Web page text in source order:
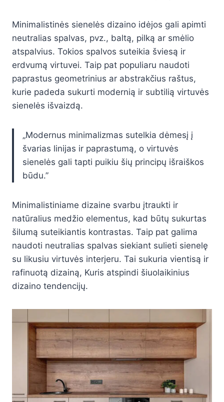
Minimalistinės sienelės dizaino idėjos gali apimti
neutralias spalvas, pvz., baltą, pilką ar smėlio
atspalvius. Tokios spalvos suteikia šviesą ir
erdvumą virtuvei. Taip pat populiaru naudoti
paprastus geometrinius ar abstrakčius raštus,
kurie padeda sukurti modernią ir subtilią virtuvės
sienelės išvaizdą.
„Modernus minimalizmas sutelkia dėmesį į
švarias linijas ir paprastumą, o virtuvės
sienelės gali tapti puikiu šių principų išraiškos
būdu.”
Minimalistiniame dizaine svarbu įtraukti ir
natūralius medžio elementus, kad būtų sukurtas
šilumą suteikiantis kontrastas. Taip pat galima
naudoti neutralias spalvas siekiant sulieti sienelę
su likusiu virtuvės interjeru. Tai sukuria vientisą ir
rafinuotą dizainą, Kuris atspindi šiuolaikinius
dizaino tendencijų.